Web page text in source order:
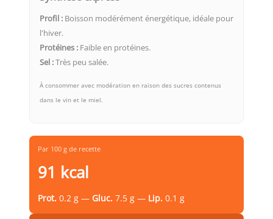
Profil : Boisson modérément énergétique, idéale pour
l'hiver.
Protéines : Faible en protéines.
Sel :Très peu salée.
À consommer avec modération en raison des sucres contenus
dans le vin et le miel.
Par 100 g de recette
91 kcal
Prot. 0.2 g — Gluc. 7.5 g — Lip. 0.1 g